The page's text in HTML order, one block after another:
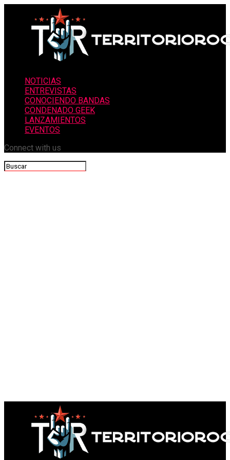
NOTICIAS
ENTREVISTAS
CONOCIENDO BANDAS
CONDENADO GEEK
LANZAMIENTOS
EVENTOS
Connect with us